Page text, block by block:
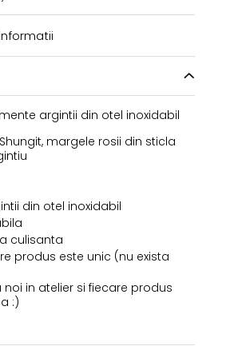
argintii din otel inoxidabil
margele rosii din sticla
din otel inoxidabil
culisanta
produs este unic (nu exista
in atelier si fiecare produs
:)